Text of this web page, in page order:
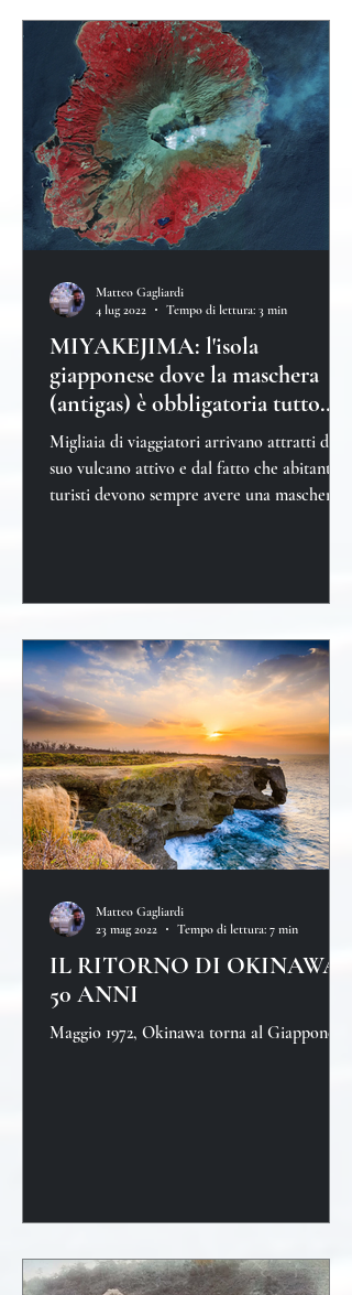
MIYAKEJIMA: l'isola
giapponese dove la maschera
(antigas) è obbligatoria tutto
l'anno
Migliaia di viaggiatori arrivano attratti dal
suo vulcano attivo e dal fatto che abitanti e
turisti devono sempre avere una maschera
Matteo Gagliardi
4 lug 2022
Tempo di lettura: 3 min
IL RITORNO DI OKINAWA,
50 ANNI
Maggio 1972, Okinawa torna al Giappone
Matteo Gagliardi
23 mag 2022
Tempo di lettura: 7 min